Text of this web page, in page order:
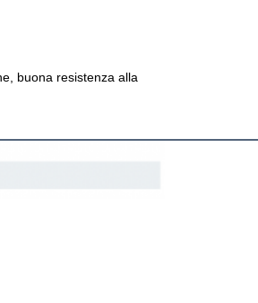
buona resistenza alla